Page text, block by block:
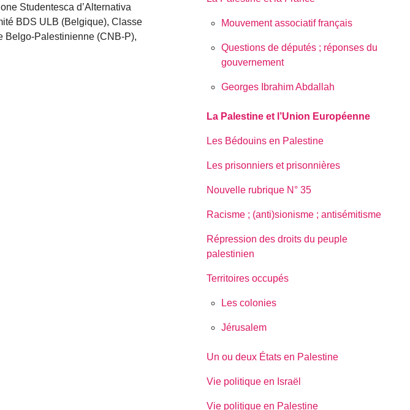
Studentesca d’Alternativa
BDS ULB (Belgique), Classe
Belgo-Palestinienne (CNB-P),
Mouvement associatif français
Questions de députés ; réponses du
gouvernement
Georges Ibrahim Abdallah
La Palestine et l’Union Européenne
Les Bédouins en Palestine
Les prisonniers et prisonnières
Nouvelle rubrique N° 35
Racisme ; (anti)sionisme ; antisémitisme
Répression des droits du peuple
palestinien
Territoires occupés
Les colonies
Jérusalem
Un ou deux États en Palestine
Vie politique en Israël
Vie politique en Palestine